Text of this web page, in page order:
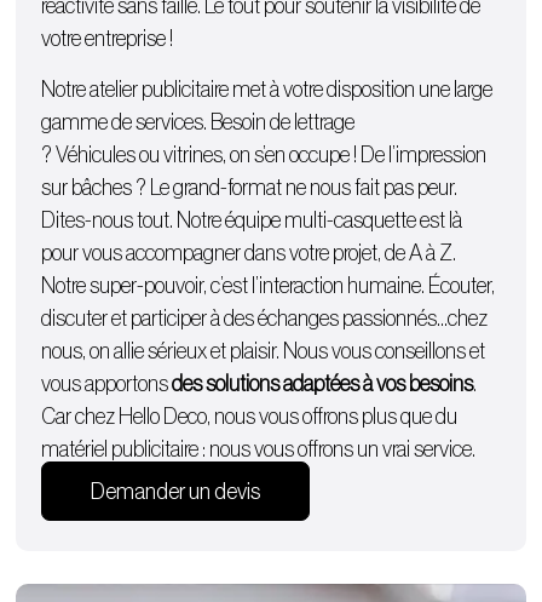
réactivité sans faille. Le tout pour soutenir la visibilité de
votre entreprise !
Notre atelier publicitaire met à votre disposition une large
gamme de services. Besoin de lettrage
?Véhiculesouvitrines, on s’en occupe ! De l’impression
sur bâches ? Le grand-format ne nous fait pas peur.
Dites-nous tout. Notre équipe multi-casquette est là
pour vous accompagner dans votre projet, de A à Z.
Notre super-pouvoir, c’est l’interaction humaine. Écouter,
discuter et participer à des échanges passionnés…chez
nous, on allie sérieux et plaisir. Nous vous conseillons et
vous apportonsdes solutions adaptées à vos besoins.
Car chez Hello Deco, nous vous offrons plus que du
matériel publicitaire : nous vous offrons un vrai service.
Demander un devis